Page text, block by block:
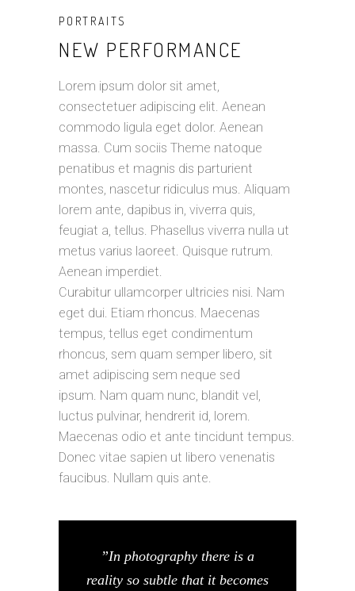
PORTRAITS
NEW PERFORMANCE
Lorem ipsum dolor sit amet,
consectetuer adipiscing elit. Aenean
commodo ligula eget dolor. Aenean
massa. Cum sociis Theme natoque
penatibus et magnis dis parturient
montes, nascetur ridiculus mus. Aliquam
lorem ante, dapibus in, viverra quis,
feugiat a, tellus. Phasellus viverra nulla ut
metus varius laoreet. Quisque rutrum.
Aenean imperdiet.
Curabitur ullamcorper ultricies nisi. Nam
eget dui. Etiam rhoncus. Maecenas
tempus, tellus eget condimentum
rhoncus, sem quam semper libero, sit
amet adipiscing sem neque sed
ipsum. Nam quam nunc, blandit vel,
luctus pulvinar, hendrerit id, lorem.
Maecenas odio et ante tincidunt tempus.
Donec vitae sapien ut libero venenatis
faucibus. Nullam quis ante.
”In photography there is a
reality so subtle that it becomes